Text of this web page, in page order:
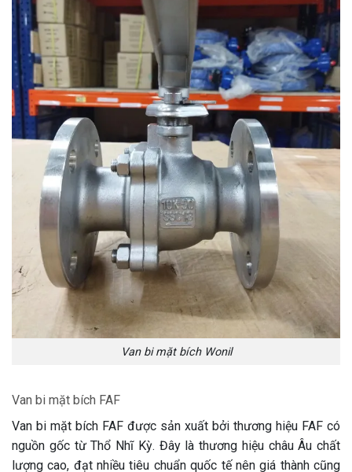
Van bi mặt bích Wonil
Van bi mặt bích FAF
Van bi mặt bích FAF được sản xuất bởi thương hiệu FAF có
nguồn gốc từ Thổ Nhĩ Kỳ. Đây là thương hiệu châu Âu chất
lượng cao, đạt nhiều tiêu chuẩn quốc tế nên giá thành cũng